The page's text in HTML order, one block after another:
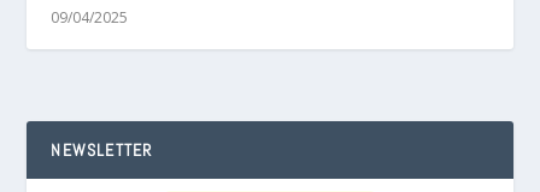
09/04/2025
NEWSLETTER